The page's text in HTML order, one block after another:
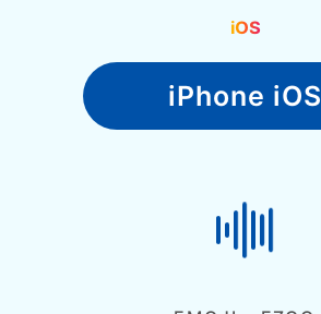
iPhone iOS